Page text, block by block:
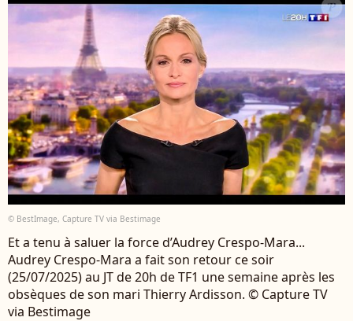
© BestImage, Capture TV via Bestimage
Et a tenu à saluer la force d’Audrey Crespo-Mara...
Audrey Crespo-Mara a fait son retour ce soir
(25/07/2025) au JT de 20h de TF1 une semaine après les
obsèques de son mari Thierry Ardisson. © Capture TV
via Bestimage